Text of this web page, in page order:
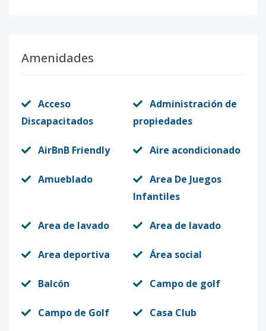
Amenidades
Acceso
Discapacitados
Administración de
propiedades
AirBnB Friendly Aire acondicionado
Amueblado
Area De Juegos
Infantiles
Area de lavado Area de lavado
Area deportiva Área social
Balcón Campo de golf
Campo de Golf Casa Club